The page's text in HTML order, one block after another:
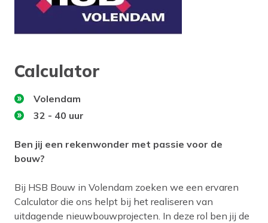
Calculator
Volendam
32 - 40 uur
Ben jij een rekenwonder met passie voor de
bouw?
Bij HSB Bouw in Volendam zoeken we een ervaren
Calculator die ons helpt bij het realiseren van
uitdagende nieuwbouwprojecten. In deze rol ben jij de